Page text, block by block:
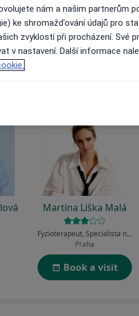
to funguje?
Martina Liška Malá
Fyzioterapeut, Specialista na estetickou medicínu
Praha
Book a visit
nám a našim partnerům
ke shromažďování údajů pro
zvyklostí při procházení. Své
v nastavení. Další informace